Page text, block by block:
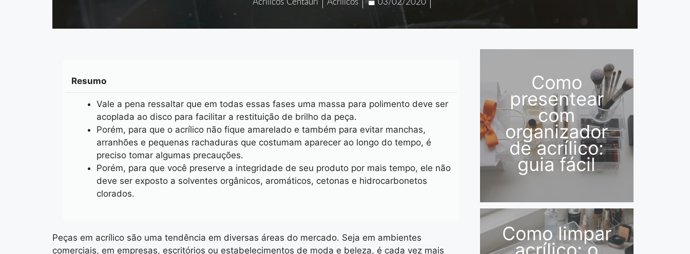
Acrílicos Centauri Acrílicos 03/02/2020
Resumo
Vale a pena ressaltar que em todas essas fases uma massa para polimento deve ser
acoplada ao disco para facilitar a restituição de brilho da peça.
Porém, para que o acrílico não fique amarelado e também para evitar manchas,
arranhões e pequenas rachaduras que costumam aparecer ao longo do tempo, é
preciso tomar algumas precauções.
Porém, para que você preserve a integridade de seu produto por mais tempo, ele não
deve ser exposto a solventes orgânicos, aromáticos, cetonas e hidrocarbonetos
clorados.
Peças em acrílico são uma tendência em diversas áreas do mercado. Seja em ambientes
comerciais, em empresas, escritórios ou estabelecimentos de moda e beleza, é cada vez mais
Como
presentear
com
organizador
de acrílico:
guia fácil
Como limpar